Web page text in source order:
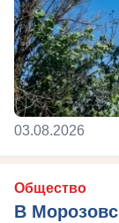
03.08.2026
Общество
В